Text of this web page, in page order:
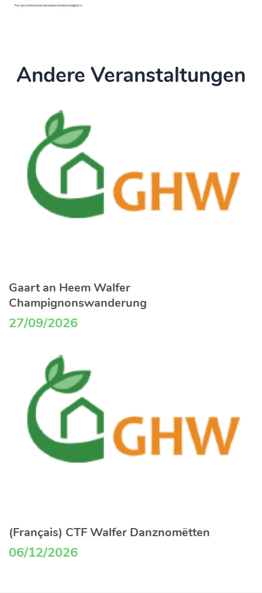
Andere Veranstaltungen
Gaart an Heem Walfer
Champignonswanderung
27/09/2026
(Français) CTF Walfer Danznomëtten
06/12/2026